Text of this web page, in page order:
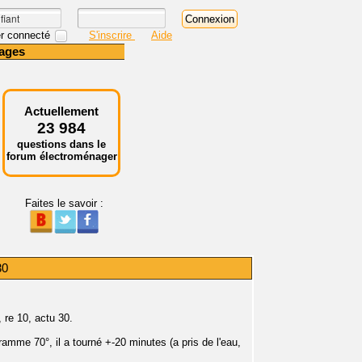
connecté S'inscrire Aide
Actuellement
23 984
questions dans le
forum électroménager
Faites le savoir :
re 10, actu 30.
70°, il a tourné +-20 minutes (a pris de l'eau,